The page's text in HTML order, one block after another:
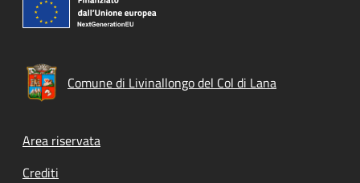
Comune di Livinallongo del Col di Lana
Footer menu
Area riservata
Crediti